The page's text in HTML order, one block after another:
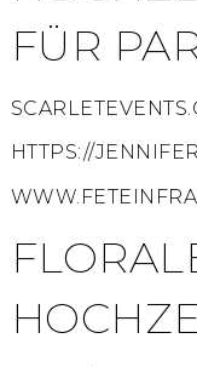
FÜR
HTTPS://